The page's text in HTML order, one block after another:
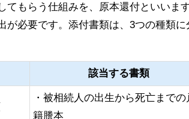
てもらう仕組みを、原本還付といいま
が必要です。添付書類は、3つの種類に
該当する書類
・被相続人の出生から死亡までの
籍謄本